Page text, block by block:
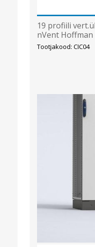
19 profiili
nVent Hoffman
Tootjakood: CIC04